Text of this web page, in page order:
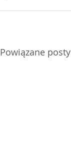
Powiązane posty